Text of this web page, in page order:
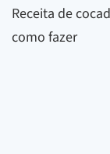
Receita de
como fazer